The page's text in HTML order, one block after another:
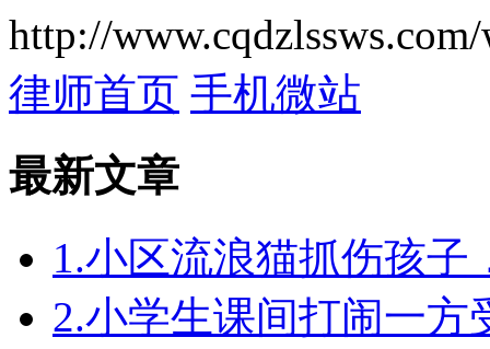
http://
律师首页 手机微站
最新文章
1.小区流浪猫抓伤孩子
2.小学生课间打闹一